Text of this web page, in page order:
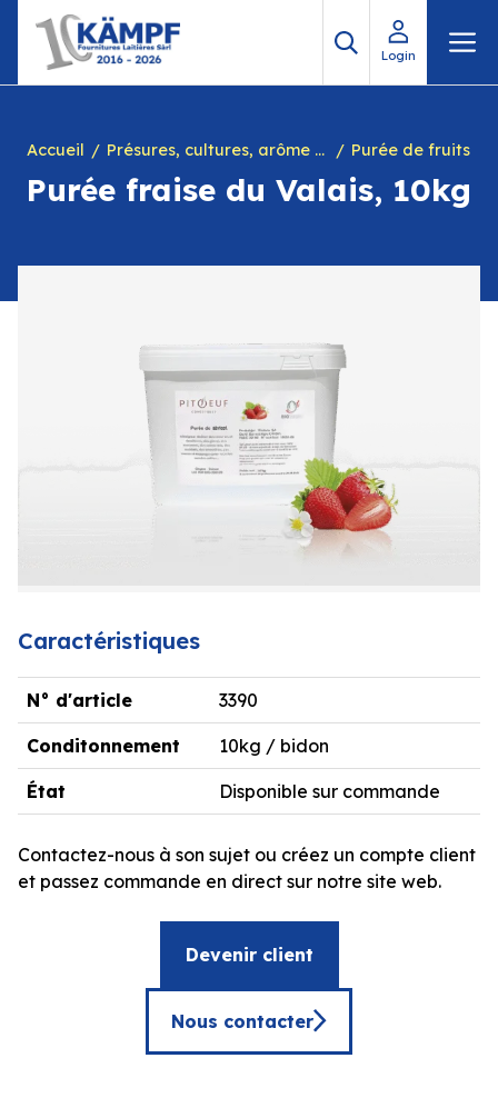
contenu
Login
Accueil Présures, cultures, arôme à yogourt, marques, chiffres en caséine et divers Purée de fruits
Purée fraise du Valais, 10kg
Caractéristiques
N° d'article 3390
Conditonnement 10kg / bidon
État Disponible sur commande
Contactez-nous à son sujet ou créez un compte client
et passez commande en direct sur notre site web.
Devenir client
Nous contacter